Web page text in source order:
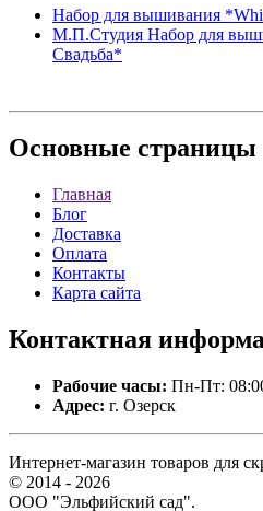
Набор для вышивания
М.П.Студия Набор для
Свадьба*
Основные страницы
Главная
Блог
Доставка
Оплата
Контакты
Карта сайта
Контактная
Рабочие часы: Пн-Пт:
Адрес: г. Озерск
Интернет-магазин товаров для
© 2014 - 2026
ООО "Эльфийский сад".